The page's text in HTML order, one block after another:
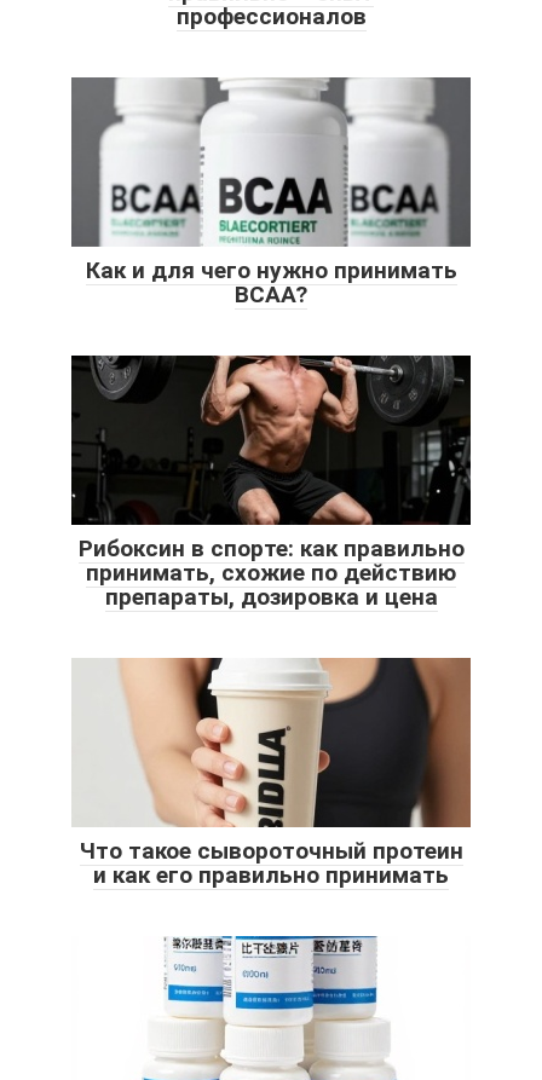
профессионалов
Как и для чего нужно принимать
BCAA?
Рибоксин в спорте: как правильно
принимать, схожие по действию
препараты, дозировка и цена
Что такое сывороточный протеин
и как его правильно принимать